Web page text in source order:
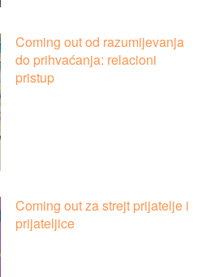
Coming out od razumijevanja
do prihvaćanja: relacioni
pristup
Coming out za strejt prijatelje i
prijateljice